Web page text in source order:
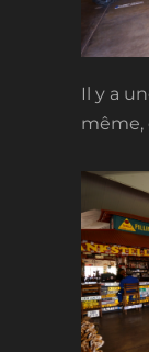
Il y a
même,